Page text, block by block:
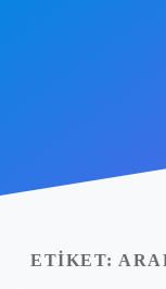
Yasal Uyarı
ETIKET: